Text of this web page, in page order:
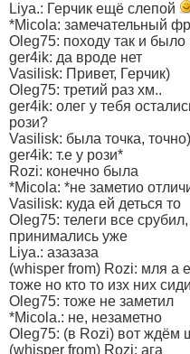
Liya.: Герчик ещё слепой
*Micola: замечательный
Oleg75: походу так и было
ger4ik: да вроде нет
Vasilisk: Привет, Герчик)
Oleg75: третий раз хм..
ger4ik: олег у тебя
рози?
Vasilisk: была точка, точно)
ger4ik: т.е у рози*
Rozi: конечно была
*Micola: *не заметио
Vasilisk: куда ей деться то
Oleg75: телеги все
принимались уже
Liya.: азазаза
(whisper from) Rozi: мля а
тоже но кто то изх них
Oleg75: тоже не заметил
*Micola.: не, незаметно
Oleg75: (в Rozi) вот ждём
(whisper from) Rozi: ага